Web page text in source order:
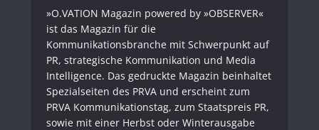
»O.VATION Magazin powered by »OBSERVER«
ist das Magazin für die
Kommunikationsbranche mit Schwerpunkt auf
PR, strategische Kommunikation und Media
Intelligence. Das gedruckte Magazin beinhaltet
Spezialseiten des PRVA und erscheint zum
PRVA Kommunikationstag, zum Staatspreis PR,
sowie mit einer Herbst oder Winterausgabe